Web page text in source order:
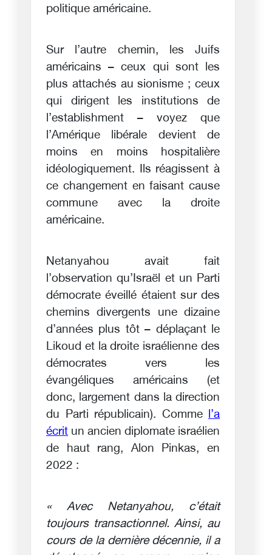
politique américaine.
Sur l’autre chemin, les Juifs
américains – ceux qui sont les
plus attachés au sionisme ; ceux
qui dirigent les institutions de
l’establishment – voyez que
l’Amérique libérale devient de
moins en moins hospitalière
idéologiquement. Ils réagissent à
ce changement en faisant cause
commune avec la droite
américaine.
Netanyahou avait fait
l’observation qu’Israël et un Parti
démocrate éveillé étaient sur des
chemins divergents une dizaine
d’années plus tôt – déplaçant le
Likoud et la droite israélienne des
démocrates vers les
évangéliques américains (et
donc, largement dans la direction
du Parti républicain). Comme l’a
écrit un ancien diplomate israélien
de haut rang, Alon Pinkas, en
2022 :
« Avec Netanyahou, c’était
toujours transactionnel. Ainsi, au
cours de la dernière décennie, il a